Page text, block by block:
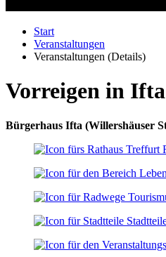
Start
Veranstaltungen
Veranstaltungen (Details)
Vorreigen in Ifta
Bürgerhaus Ifta (Willershäuser